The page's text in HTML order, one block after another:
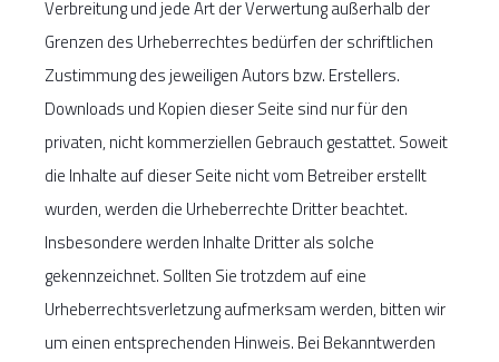
Verbreitung und jede Art der Verwertung außerhalb der
Grenzen des Urheberrechtes bedürfen der schriftlichen
Zustimmung des jeweiligen Autors bzw. Erstellers.
Downloads und Kopien dieser Seite sind nur für den
privaten, nicht kommerziellen Gebrauch gestattet. Soweit
die Inhalte auf dieser Seite nicht vom Betreiber erstellt
wurden, werden die Urheberrechte Dritter beachtet.
Insbesondere werden Inhalte Dritter als solche
gekennzeichnet. Sollten Sie trotzdem auf eine
Urheberrechtsverletzung aufmerksam werden, bitten wir
um einen entsprechenden Hinweis. Bei Bekanntwerden